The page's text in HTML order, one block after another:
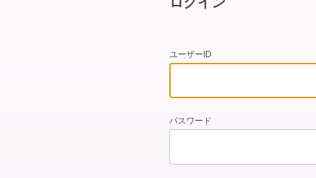
ユーザーID
パスワード